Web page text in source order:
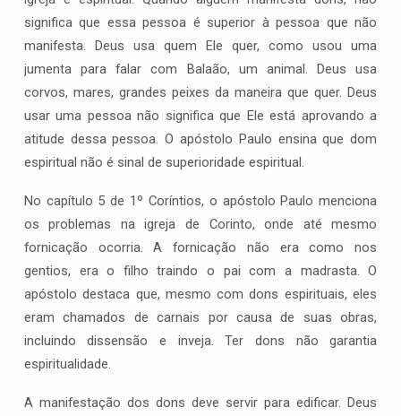
significa que essa pessoa é superior à pessoa que não
manifesta. Deus usa quem Ele quer, como usou uma
jumenta para falar com Balaão, um animal. Deus usa
corvos, mares, grandes peixes da maneira que quer. Deus
usar uma pessoa não significa que Ele está aprovando a
atitude dessa pessoa. O apóstolo Paulo ensina que dom
espiritual não é sinal de superioridade espiritual.
No capítulo 5 de 1º Coríntios, o apóstolo Paulo menciona
os problemas na igreja de Corinto, onde até mesmo
fornicação ocorria. A fornicação não era como nos
gentios, era o filho traindo o pai com a madrasta. O
apóstolo destaca que, mesmo com dons espirituais, eles
eram chamados de carnais por causa de suas obras,
incluindo dissensão e inveja. Ter dons não garantia
espiritualidade.
A manifestação dos dons deve servir para edificar. Deus